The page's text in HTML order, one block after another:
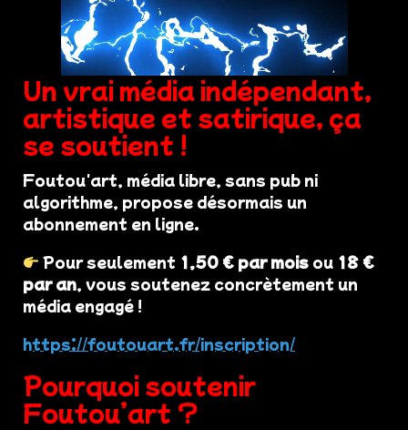
Un vrai média indépendant,
artistique et satirique, ça
se soutient !
Foutou'art, média libre, sans pub ni
algorithme, propose désormais un
abonnement en ligne.
Pour seulement 1,50 € par mois ou 18 €
par an, vous soutenez concrètement un
média engagé !
https://foutouart.fr/inscription/
Pourquoi soutenir
Foutou’art ?